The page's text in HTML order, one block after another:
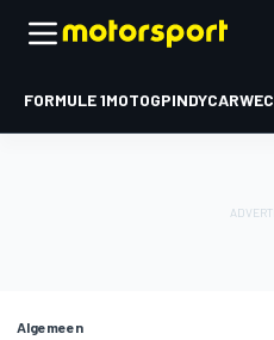
FORMULE 1MOTOGPINDYCARWEC
Algemeen